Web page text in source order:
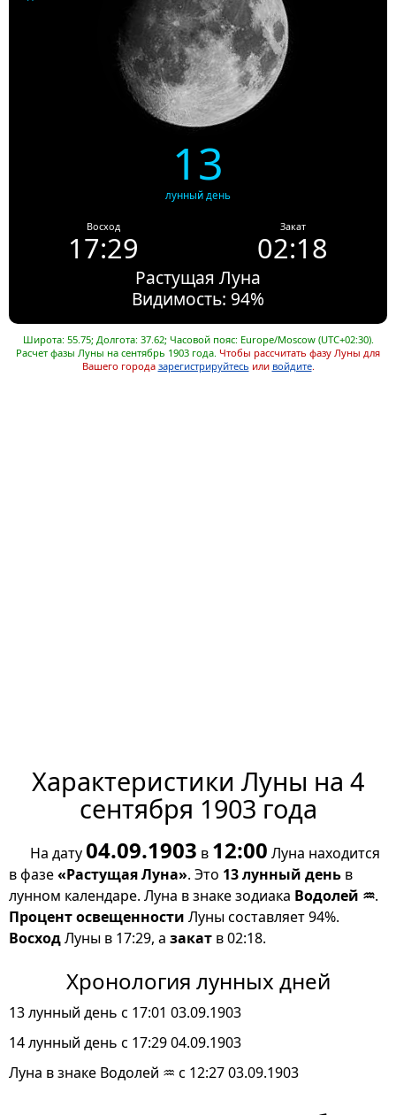
13
лунный день
Восход
17:29
Закат
02:18
Растущая Луна
Видимость: 94%
Широта: 55.75; Долгота: 37.62; Часовой пояс: Europe/Moscow (UTC+02:30).
Расчет фазы Луны на сентябрь 1903 года. Чтобы рассчитать фазу Луны для
Вашего города зарегистрируйтесь или войдите.
Характеристики Луны на 4
сентября 1903 года
На дату04.09.1903 в 12:00 Луна находится
в фазе«Растущая Луна». Это 13 лунный день в
лунном календаре. Луна в знаке зодиака Водолей ♒.
Процент освещенности Луны составляет 94%.
ВосходЛуны в 17:29, а закат в 02:18.
Хронология лунных дней
13 лунный день с 17:01 03.09.1903
14 лунный день с 17:29 04.09.1903
Луна в знаке Водолей ♒ с 12:27 03.09.1903